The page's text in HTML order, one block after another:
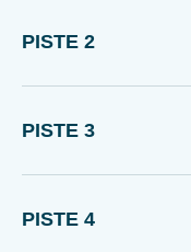
PISTE 2
PISTE 3
PISTE 4